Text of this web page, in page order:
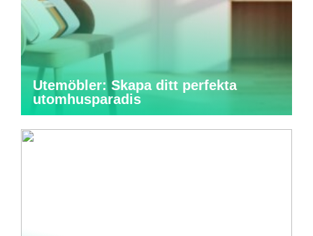
Utemöbler: Skapa ditt perfekta
utomhusparadis